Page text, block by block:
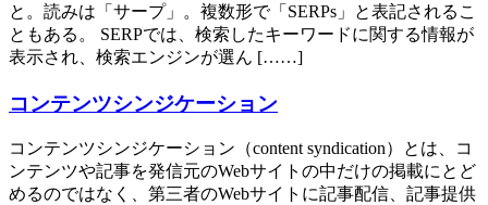
と。読みは「サープ」。複数形で「SERPs」と表記されるこ
ともある。 SERPでは、検索したキーワードに関する情報が
表示され、検索エンジンが選ん [……]
コンテンツシンジケーション
コンテンツシンジケーション（content syndication）とは、コ
ンテンツや記事を発信元のWebサイトの中だけの掲載にとど
めるのではなく、第三者のWebサイトに記事配信、記事提供